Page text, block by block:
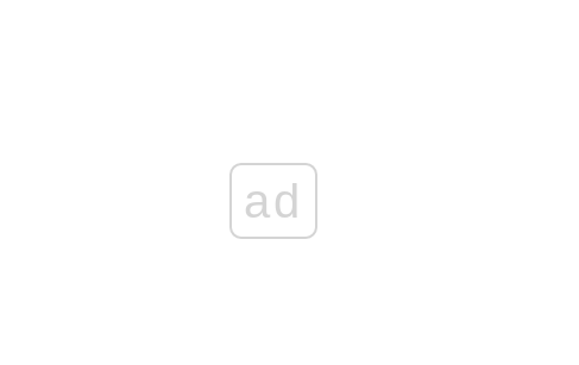
ad